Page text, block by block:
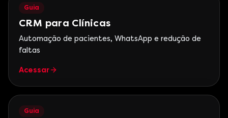
Guia
CRM para Clínicas
Automação de pacientes, WhatsApp e redução de
faltas
Acessar
Guia